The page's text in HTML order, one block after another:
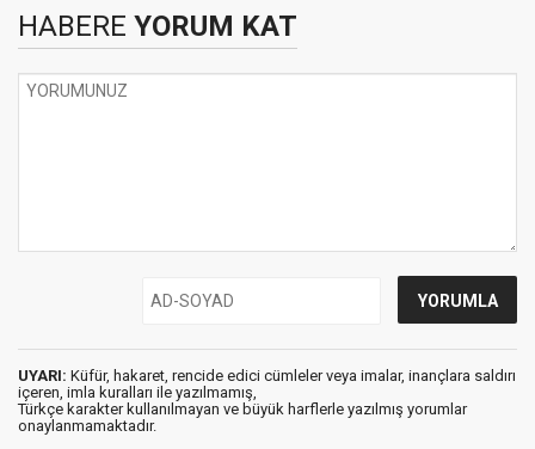
HABERE YORUM KAT
UYARI: Küfür, hakaret, rencide edici cümleler veya imalar, inançlara saldırı
içeren, imla kuralları ile yazılmamış,
Türkçe karakter kullanılmayan ve büyük harflerle yazılmış yorumlar
onaylanmamaktadır.